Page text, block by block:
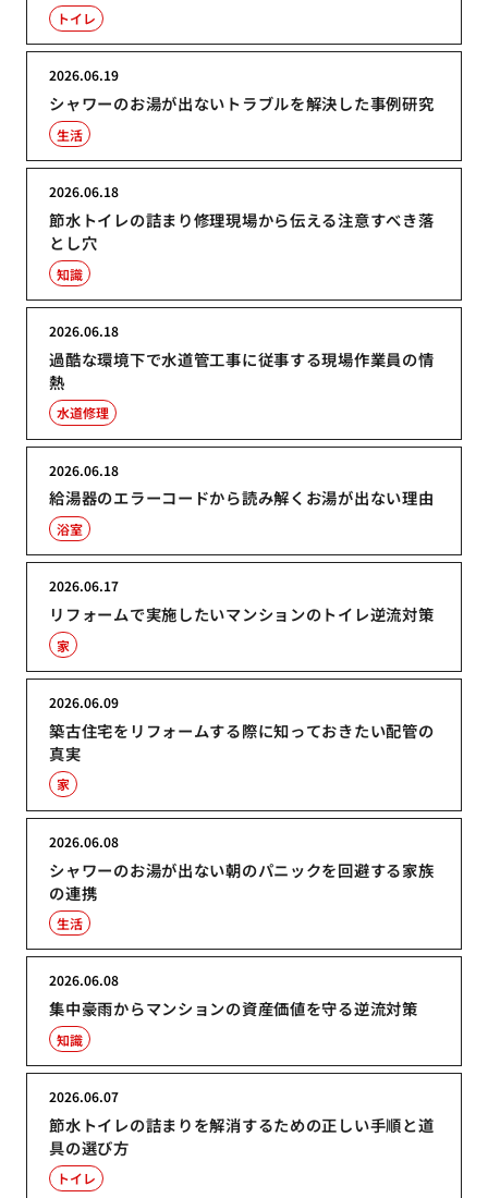
トイレ
シャワーのお湯が出ないトラブルを解決した事例研究
2026.06.19
生活
節水トイレの詰まり修理現場から伝える注意すべき落
とし穴
2026.06.18
知識
過酷な環境下で水道管工事に従事する現場作業員の情
熱
2026.06.18
水道修理
給湯器のエラーコードから読み解くお湯が出ない理由
2026.06.18
浴室
リフォームで実施したいマンションのトイレ逆流対策
2026.06.17
家
築古住宅をリフォームする際に知っておきたい配管の
真実
2026.06.09
家
シャワーのお湯が出ない朝のパニックを回避する家族
の連携
2026.06.08
生活
集中豪雨からマンションの資産価値を守る逆流対策
2026.06.08
知識
節水トイレの詰まりを解消するための正しい手順と道
具の選び方
2026.06.07
トイレ